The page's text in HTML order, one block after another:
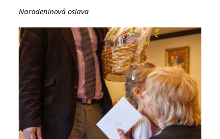
Narodeninová oslava